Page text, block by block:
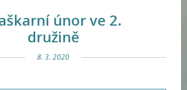
únor ve 2.
družině
8. 3. 2020